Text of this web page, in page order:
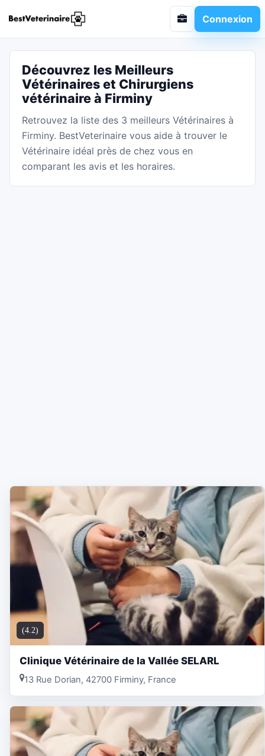
Connexion
Découvrez les Meilleurs
Vétérinaires et Chirurgiens
vétérinaire à Firminy
Retrouvez la liste des 3 meilleurs Vétérinaires à
Firminy. BestVeterinaire vous aide à trouver le
Vétérinaire idéal près de chez vous en
comparant les avis et les horaires.
(4.2)
Clinique Vétérinaire de la Vallée SELARL
13 Rue Dorian, 42700 Firminy, France